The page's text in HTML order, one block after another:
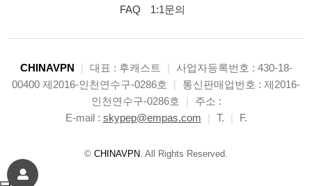
FAQ
1:1문의
CHINAVPN | 대표 : 후캐스트 |
사업자등록번호 : 430-18-
00400 제2016-인천연수구-0286호
|
통신판매업번호 : 제2016-
인천연수구-0286호
|
주소 :
E-mail : skypep@empas.com | T. | F.
© CHINAVPN. All Rights Reserved.